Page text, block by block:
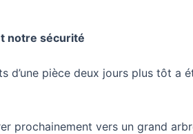
notre sécurité
d’une pièce deux jours plus tôt a
prochainement vers un grand